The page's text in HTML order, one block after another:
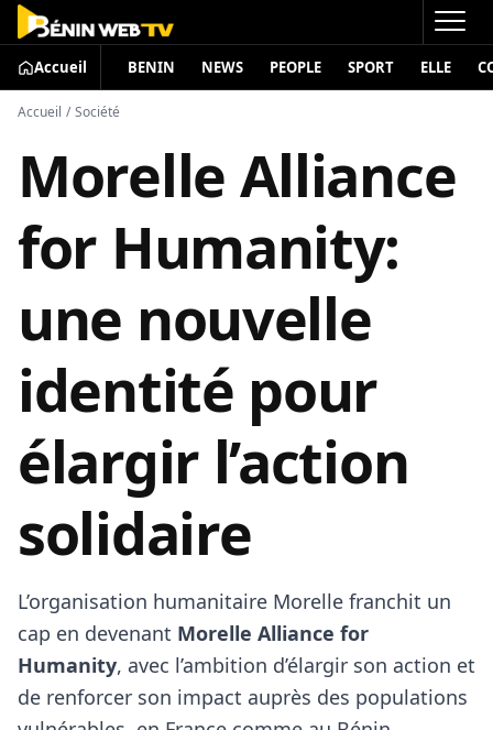
Accueil BENIN NEWS PEOPLE SPORT ELLE
Accueil / Société
Morelle Alliance
for Humanity:
une nouvelle
identité pour
élargir l’action
solidaire
L’organisation humanitaire Morelle franchit un
cap en devenant Morelle Alliance for
Humanity, avec l’ambition d’élargir son action et
de renforcer son impact auprès des populations